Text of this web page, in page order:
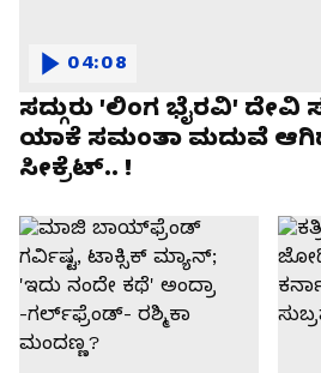
ಸದ್ಗುರು 'ಲಿಂಗ ಭೈರವಿ'
ಯಾಕೆ ಸಮಂತಾ ಮದುವೆ
ಸೀಕ್ರೆಟ್.. !
04:08